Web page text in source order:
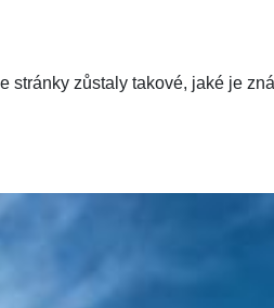
stránky zůstaly takové, jaké je